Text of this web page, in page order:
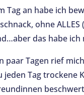
Tag an habe ich
ohne
das habe
paar Tagen rief
jeden Tag trockene